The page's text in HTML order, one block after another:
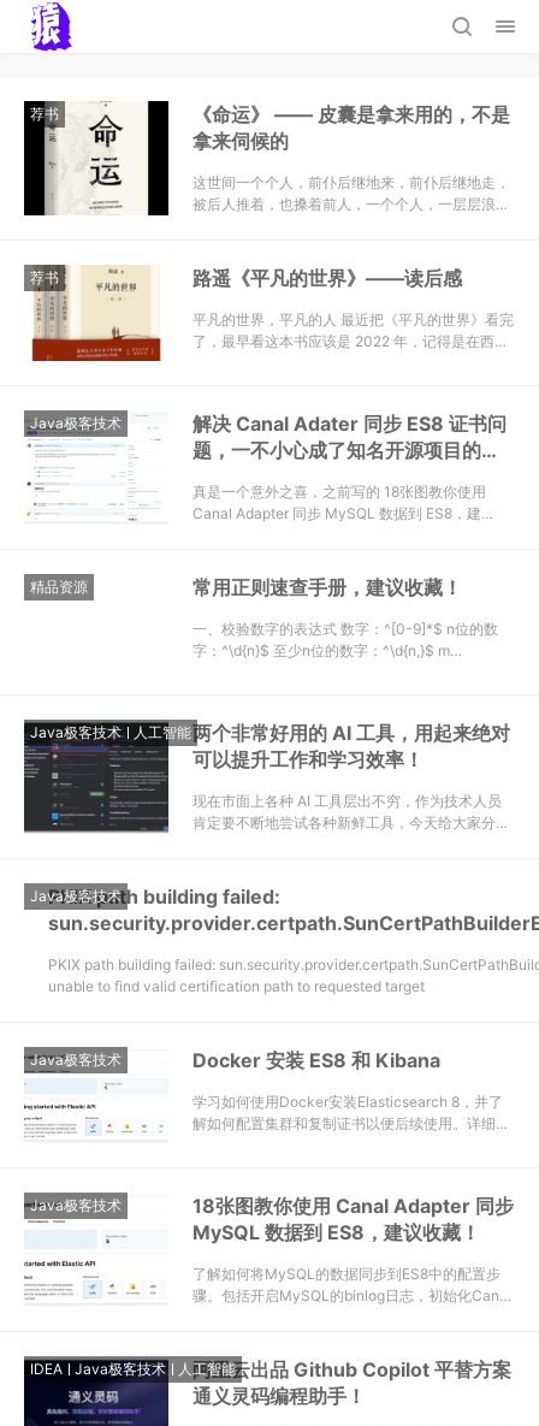
荐书
《命运》 —— 皮囊是拿来用的，不是
拿来伺候的
这世间一个个人，前仆后继地来，前仆后继地走，
被后人推着，也搡着前人，一个个人，一层层浪。
荐书 路遥《平凡的世界》——读后感
平凡的世界，平凡的人 最近把《平凡的世界》看完
了，最早看这本书应该是 2022 年，记得是在西西
Java极客技术
解决 Canal Adater 同步 ES8 证书问
题，一不小心成了知名开源项目的贡
真是一个意外之喜，之前写的 18张图教你使用
Canal Adapter 同步 MySQL 数据到 ES8，建…
精品资源 常用正则速查手册，建议收藏！
一、校验数字的表达式 数字：^[0-9]*$ n位的数
字：^\d{n}$ 至少n位的数字：^\d{n,}$ m…
Java极客技术 人工智能两个非常好用的 AI 工具，用起来绝对
可以提升工作和学习效率！
现在市面上各种 AI 工具层出不穷，作为技术人员
肯定要不断地尝试各种新鲜工具，今天给大家分享
Java极客技术
PKIX path building failed:
PKIX path building failed:
unable to find valid certification path to requested target
Java极客技术 Docker 安装 ES8 和 Kibana
学习如何使用Docker安装Elasticsearch 8，并了
解如何配置集群和复制证书以便后续使用。详细步
Java极客技术
18张图教你使用 Canal Adapter 同步
MySQL 数据到 ES8，建议收藏！
了解如何将MySQL的数据同步到ES8中的配置步
骤。包括开启MySQL的binlog日志，初始化Canal
IDEA
Java极客技术 人工智能
阿里云出品 Github Copilot 平替方案
通义灵码编程助手！